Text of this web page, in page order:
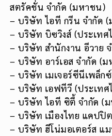
สตรัคชั่น จำกัด (มหาชน)
– บริษัท ไอที กรีน จำกัด
– บริษัท บิซวิงส์ (ประเทศ
– บริษัท สำนักงาน อีวาย
– บริษัท อาร์เอส จํากัด (
– บริษัท เมเจอร์ซีนีเพล็ก
– บริษัท เอฟทีวี (ประเทศ
– บริษัท ไอที ซิตี้ จำกัด (
– บริษัท เมืองไทย แคปปิ
– บริษัท ฮีโน่มอเตอร์ส แ